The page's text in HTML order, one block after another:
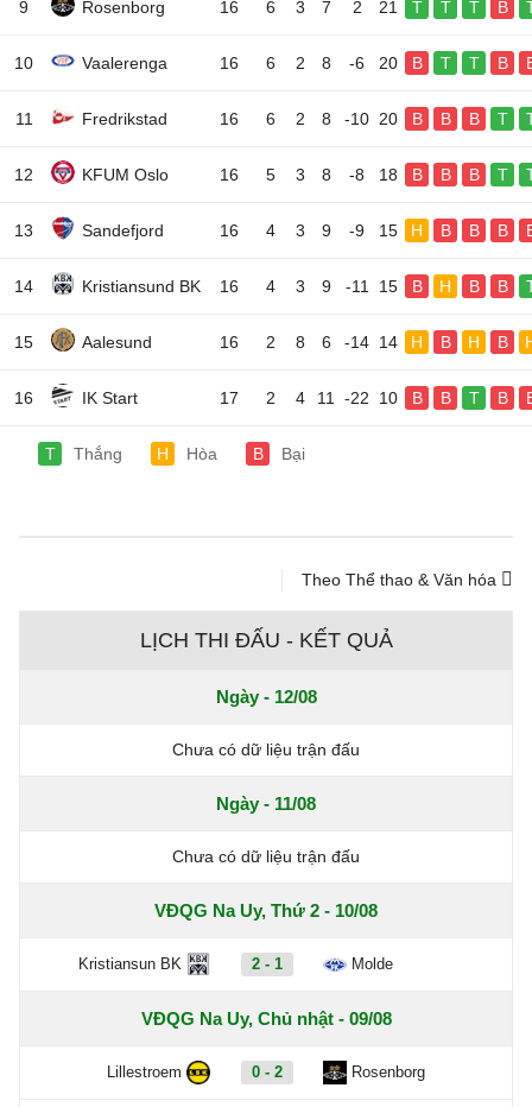
9 Rosenborg 16 6 3 7 2 21 T T T B
10 Vaalerenga 16 6 2 8 -6 20 B T T B
11 Fredrikstad 16 6 2 8 -10 20 B B B T
12 KFUM Oslo 16 5 3 8 -8 18 B B B T
13 Sandefjord 16 4 3 9 -9 15 H B B B
14 Kristiansund BK 16 4 3 9 -11 15 B H B B
15 Aalesund 16 2 8 6 -14 14 H B H B
16 IK Start 17 2 4 11 -22 10 B B T B
T Thắng H Hòa B Bại
Theo Thể thao & Văn hóa
LỊCH THI ĐẤU - KẾT QUẢ
Ngày - 12/08
Chưa có dữ liệu trận đấu
Ngày - 11/08
Chưa có dữ liệu trận đấu
VĐQG Na Uy, Thứ 2 - 10/08
Kristiansun BK 2 - 1 Molde
VĐQG Na Uy, Chủ nhật - 09/08
Lillestroem 0 - 2 Rosenborg